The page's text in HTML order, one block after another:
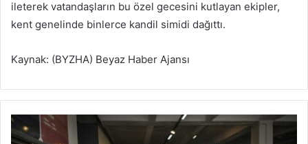
ileterek vatandaşların bu özel gecesini kutlayan ekipler,
kent genelinde binlerce kandil simidi dağıttı.
Kaynak: (BYZHA) Beyaz Haber Ajansı
B
o